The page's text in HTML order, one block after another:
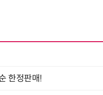
한정판매!